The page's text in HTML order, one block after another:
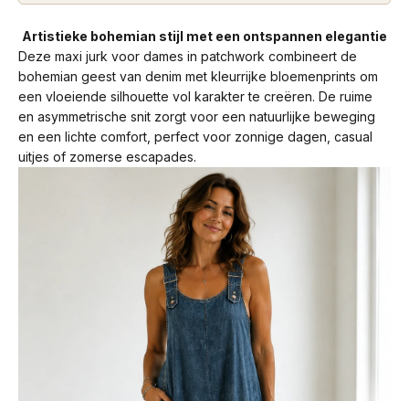
Artistieke bohemian stijl met een ontspannen elegantie
Deze maxi jurk voor dames in patchwork combineert de
bohemian geest van denim met kleurrijke bloemenprints om
een vloeiende silhouette vol karakter te creëren. De ruime
en asymmetrische snit zorgt voor een natuurlijke beweging
en een lichte comfort, perfect voor zonnige dagen, casual
uitjes of zomerse escapades.